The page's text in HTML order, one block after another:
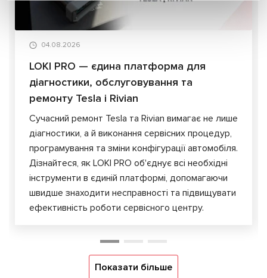
04.08.2026
LOKI PRO — єдина платформа для
діагностики, обслуговування та
ремонту Tesla і Rivian
Сучасний ремонт Tesla та Rivian вимагає не лише
діагностики, а й виконання сервісних процедур,
програмування та зміни конфігурації автомобіля.
Дізнайтеся, як LOKI PRO об'єднує всі необхідні
інструменти в єдиній платформі, допомагаючи
швидше знаходити несправності та підвищувати
ефективність роботи сервісного центру.
Показати більше